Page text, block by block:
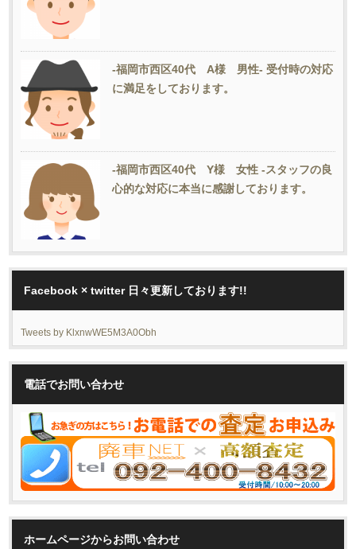
-福岡市西区40代 A様 男性- 受付時の対応
に満足をしております。
-福岡市西区40代 Y様 女性 -スタッフの良
心的な対応に本当に感謝しております。
Facebook × twitter 日々更新しております!!
Tweets by KlxnwWE5M3A0Obh
電話でお問い合わせ
ホームページからお問い合わせ